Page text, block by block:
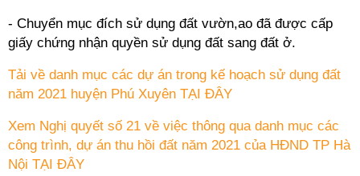
- Chuyển mục đích sử dụng đất vườn,ao đã được cấp
giấy chứng nhận quyền sử dụng đất sang đất ở.
Tải về danh mục các dự án trong kế hoạch sử dụng đất
năm 2021 huyện Phú Xuyên TẠI ĐÂY
Xem Nghị quyết số 21 về việc thông qua danh mục các
công trình, dự án thu hồi đất năm 2021 của HĐND TP Hà
Nội TẠI ĐÂY